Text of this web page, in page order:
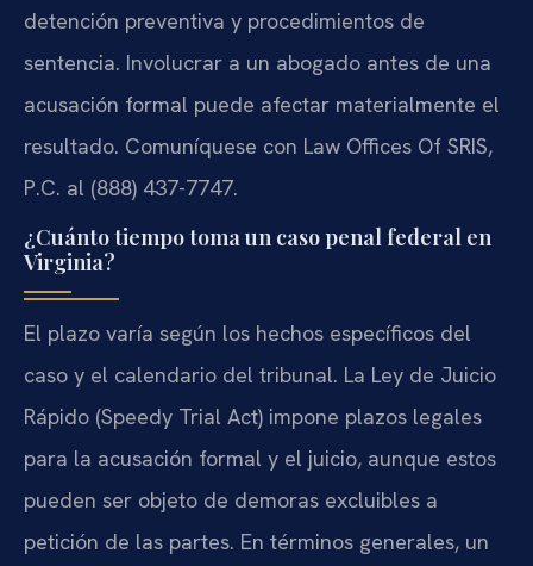
detención preventiva y procedimientos de
sentencia. Involucrar a un abogado antes de una
acusación formal puede afectar materialmente el
resultado. Comuníquese con Law Offices Of SRIS,
P.C. al (888) 437-7747.
¿Cuánto tiempo toma un caso penal federal en
Virginia?
El plazo varía según los hechos específicos del
caso y el calendario del tribunal. La Ley de Juicio
Rápido (Speedy Trial Act) impone plazos legales
para la acusación formal y el juicio, aunque estos
pueden ser objeto de demoras excluibles a
petición de las partes. En términos generales, un